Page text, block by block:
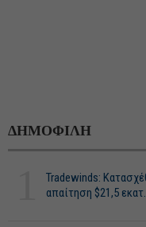
ΔΗΜΟΦΙΛΗ
Tradewinds:
απαίτηση $21,5